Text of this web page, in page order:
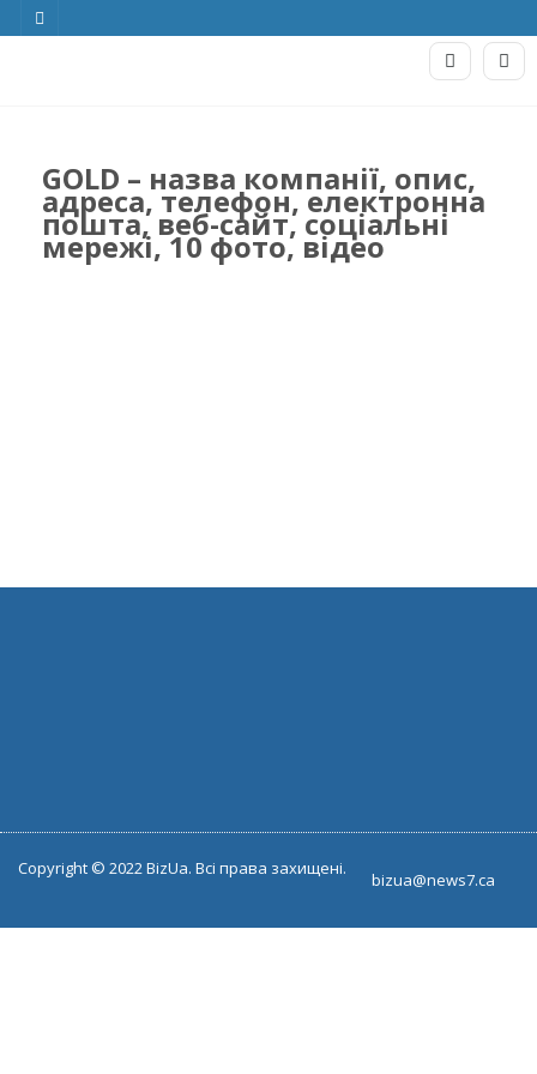
GOLD – назва компанії, опис,
адреса, телефон, електронна
пошта, веб-сайт, соціальні
мережі, 10 фото, відео
Copyright © 2022 BizUa. Всі права захищені.
bizua@news7.ca